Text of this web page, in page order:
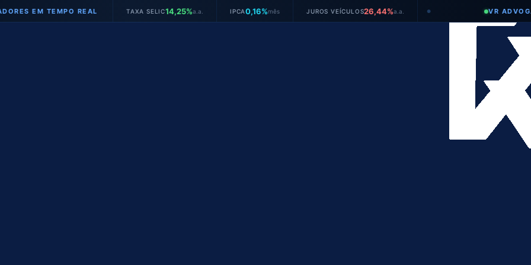
TEMPO REAL TAXA SELIC14,25%a.a. IPCA 0,16%mês JUROS VEÍCULOS26,44%a.a. ● VR ADVOGADOS